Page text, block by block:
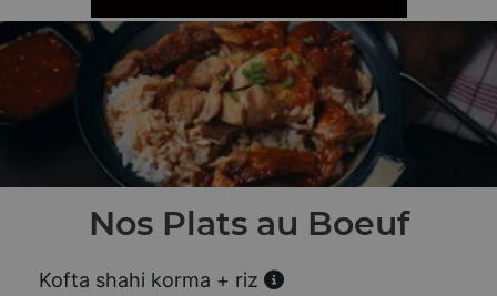
Nos Plats au Boeuf
Kofta shahi korma + riz